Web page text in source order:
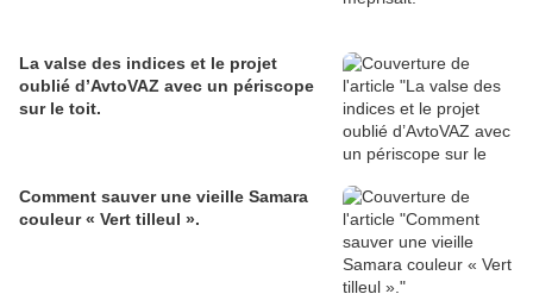
La valse des indices et le projet
oublié d’AvtoVAZ avec un périscope
sur le toit.
Comment sauver une vieille Samara
couleur « Vert tilleul ».